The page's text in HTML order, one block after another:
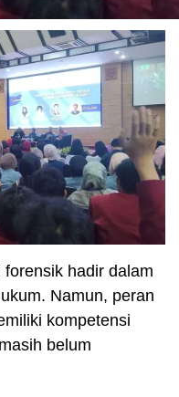
forensik hadir dalam
Namun, peran
kompetensi
belum